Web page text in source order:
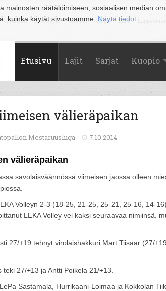
mainosten räätälöimiseen, sosiaalisen median
kuinka käytät sivustoamme. Näytä tiedot
Joensuu Jyväskylä Kouvola Kuopio Lahti
Etusivu Lajit Sarjat Kuopio
välieräpaikan
Mestaruusliiga 7.10.2014
välieräpaikan
savolaisväännössä viimeisen jaossa olleen
Volleyn 2-3 (18-25, 21-25, 25-21, 25-16, 14-
LEKA Volley vei kaksi seuraavaa nimiinsä,
27/+19 tehnyt virolaishakkuri Mart Tiisaar (27/
27/+13 ja Antti Poikela 21/+13.
Sastamala, Hurrikaani-Loimaa ja Kokkolan